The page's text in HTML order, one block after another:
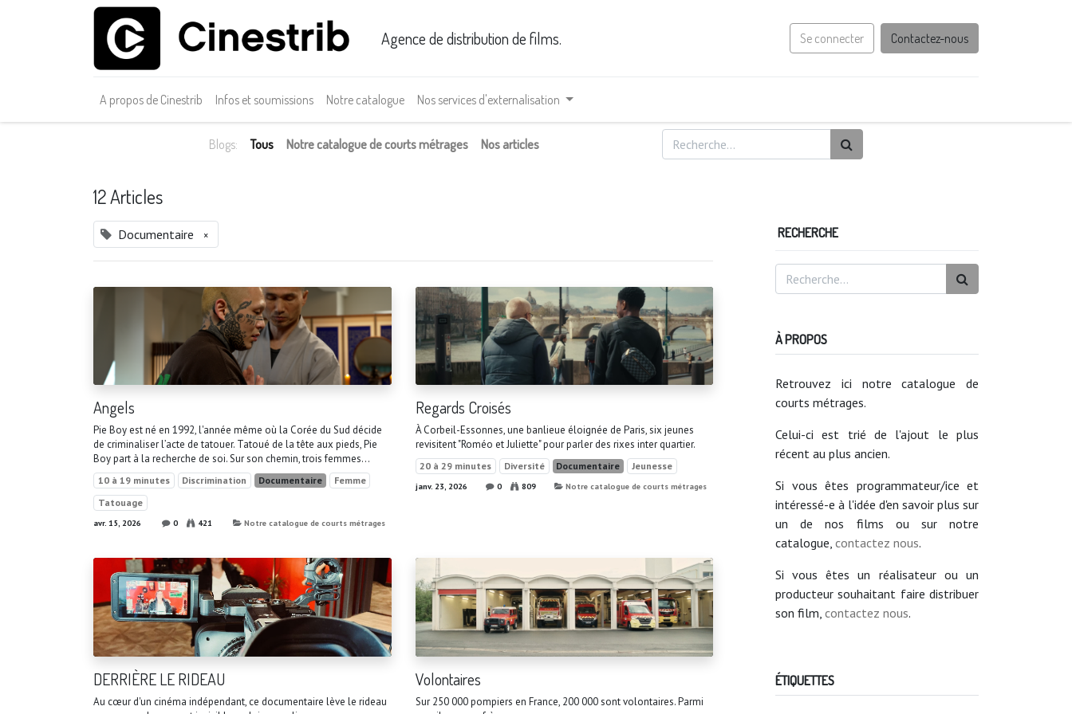
Agence de distribution de films. Se connecter Contactez-nous
A propos de Cinestrib Infos et soumissions Notre catalogue Nos services d'externalisation
Blogs: Tous Notre catalogue de courts métrages Nos articles
12 Articles
Documentaire ×
Angels
Pie Boy est né en 1992, l'année même où la Corée du Sud décide
de criminaliser l’acte de tatouer. Tatoué de la tête aux pieds, Pie
Boy part à la recherche de soi. Sur son chemin, trois femmes...
10 à 19 minutes Discrimination Documentaire
Femme
Tatouage
avr. 15, 2026 0 421 Notre catalogue de courts métrages
Regards Croisés
À Corbeil-Essonnes, une banlieue éloignée de Paris, six jeunes
revisitent "Roméo et Juliette" pour parler des rixes inter quartier.
20 à 29 minutes Diversité Documentaire Jeunesse
janv. 23, 2026 0 809 Notre catalogue de courts métrages
DERRIÈRE LE RIDEAU
Au cœur d'un cinéma indépendant, ce documentaire lève le rideau
Volontaires
Sur 250 000 pompiers en France, 200 000 sont volontaires. Parmi
RECHERCHE
À PROPOS
Retrouvez ici notre catalogue de
courts métrages.
Celui-ci est trié de l'ajout le plus
récent au plus ancien.
Si vous êtes programmateur/ice et
intéressé-e à l'idée d'en savoir plus sur
un de nos films ou sur notre
catalogue, contactez nous.
Si vous êtes un réalisateur ou un
producteur souhaitant faire distribuer
son film, contactez nous.
ÉTIQUETTES